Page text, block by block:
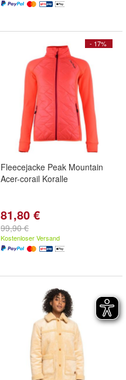
- 17%
Fleecejacke Peak Mountain
Acer-corail Koralle
81,80 €
99,90 €
Kostenloser Versand